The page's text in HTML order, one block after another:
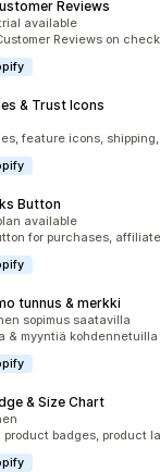
Reviews
available
Reviews on
& Trust Icons
feature icons,
Button
available
for purchases,
tunnus & merkki
sopimus saatavilla
& myyntiä
& Size Chart
product badges, product